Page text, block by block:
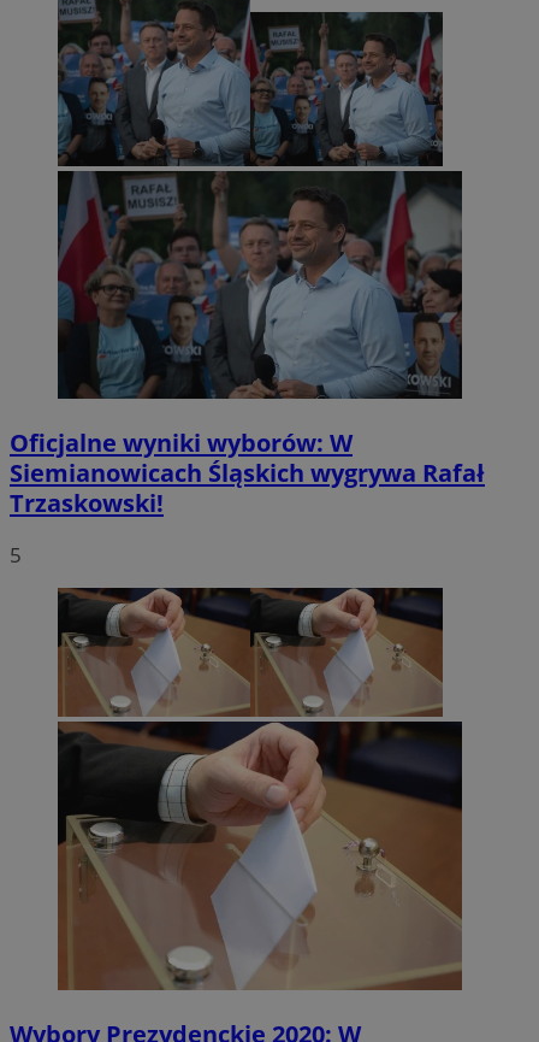
Oficjalne wyniki wyborów: W
Siemianowicach Śląskich wygrywa Rafał
Trzaskowski!
5
Wybory Prezydenckie 2020: W